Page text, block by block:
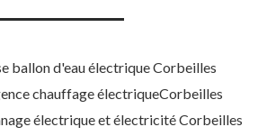
ballon d'eau électrique Corbeilles
chauffage électriqueCorbeilles
électrique et électricité Corbeilles